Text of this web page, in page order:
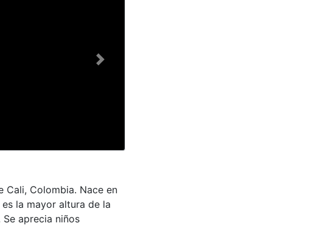
Next
Cali, Colombia. Nace en
la mayor altura de la
aprecia niños